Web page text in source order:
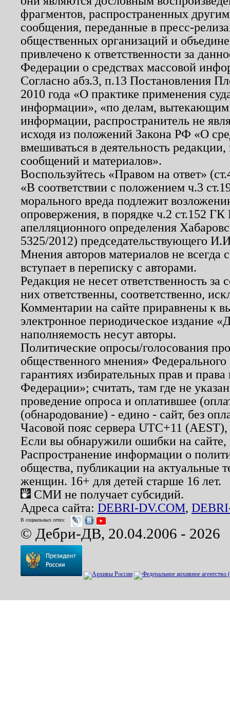
фрагментов, распространенных
сообщения, переданные в пресс-
общественных организаций и
привлечено к ответственности за
Федерации о средствах массовой
Согласно абз.3, п.13 Постановления
2010 года «О практике применения
информации», «по делам, вытекающим
информации, распространитель не
исходя из положений Закона РФ «О
вмешиваться в деятельность
сообщений и материалов».
Воспользуйтесь «Правом на ответ»
«В соответствии с положением ч.3
морального вреда подлежит
опровержения, в порядке ч.2 ст.152
апелляционного определения
5325/2012) председательствующего
Мнения авторов материалов не
вступает в переписку с авторами.
Редакция не несет ответственность
них ответственны, соответственно,
Комментарии на сайте приравнены к
электронное периодическое издание
наполняемость несут авторы.
Политические опросы/голосования
общественного мнения»
гарантиях избирательных прав и
Федерации»; считать, там где не
проведение опроса и оплатившее
(обнародование) - едино - сайт, без
Часовой пояс сервера UTC+11
Если вы обнаружили ошибки на
Распространение информации о
общества, публикации на актуальные
женщин. 16+ для детей старше 16 лет.
СМИ не получает субсидий.
Адреса сайта: DEBRI-DV.COM,
В социальных сетях:
© Дебри-ДВ, 20.04.2006 - 2026